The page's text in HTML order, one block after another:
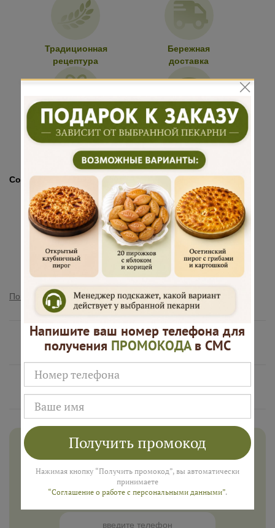
Традиционная
рецептура
Бережная
доставка
Подарок к
каждому
заказу
Много
начинки
Состав:Сет сдобный мини
Пирожки с зеленым луком и яйцом 400гр (10шт)
Пирожки с картофелем и грибами 400гр (10шт)
Расстегаи с рыбой 400гр (10шт)
Пирожки с мясом 400гр (10шт)
Пирожки с вишней 400гр (10шт)
Пирожки с курагой 400гр (10шт)
Пирожки с яблоками 400гр (10шт)
Пирожки с черносливом 400г (10шт)
Показать полностью
Нам доверяют
Русские Пироги это
Дарим 500 рублей на заказ в
августе!
Введите ваш номер телефона и мы пришлем промокод
для подарка в смс
Напишите ваш номер телефона для
получения ПРОМОКОДАв СМС
Получить промокод
Нажимая кнопку “Получить промокод”, вы автоматически
принимаете
“Соглашение о работе с персональными данными”.